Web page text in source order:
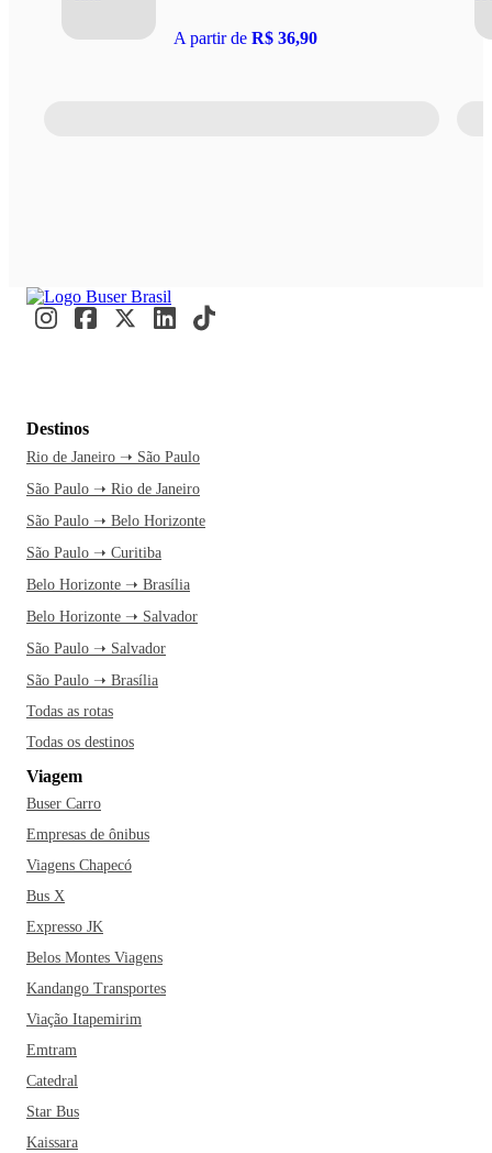
A partir de R$ 36,90
Destinos
Rio de Janeiro ➝ São Paulo
São Paulo ➝ Rio de Janeiro
São Paulo ➝ Belo Horizonte
São Paulo ➝ Curitiba
Belo Horizonte ➝ Brasília
Belo Horizonte ➝ Salvador
São Paulo ➝ Salvador
São Paulo ➝ Brasília
Todas as rotas
Todas os destinos
Viagem
Buser Carro
Empresas de ônibus
Viagens Chapecó
Bus X
Expresso JK
Belos Montes Viagens
Kandango Transportes
Viação Itapemirim
Emtram
Catedral
Star Bus
Kaissara